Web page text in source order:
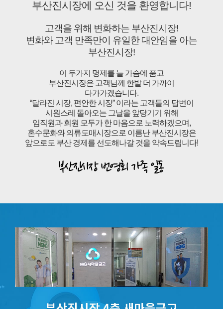
부산진시장에 오신 것을 환영합니다!
고객을 위해 변화하는 부산진시장!
변화와 고객 만족만이 유일한 대안임을 아는
부산진시장!
이 두가지 명제를 늘 가슴에 품고
부산진시장은 고객님께 한발 더 가까이
다가가겠습니다.
“달라진 시장, 편안한 시장” 이라는 고객들의 답변이
시원스레 돌아오는 그날을 앞당기기 위해
임직원과 회원 모두가 한 마음으로 노력하겠으며,
혼수문화와 의류도매시장으로 이름난 부산진시장은
앞으로도 부산 경제를 선도해나갈 것을 약속드립니다!